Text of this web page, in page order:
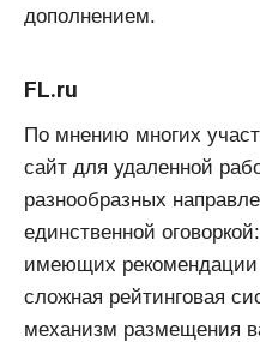
дополнением.
FL.ru
По мнению многих
сайт для удаленной
разнообразных
единственной
имеющих
сложная рейтинговая
механизм размещения